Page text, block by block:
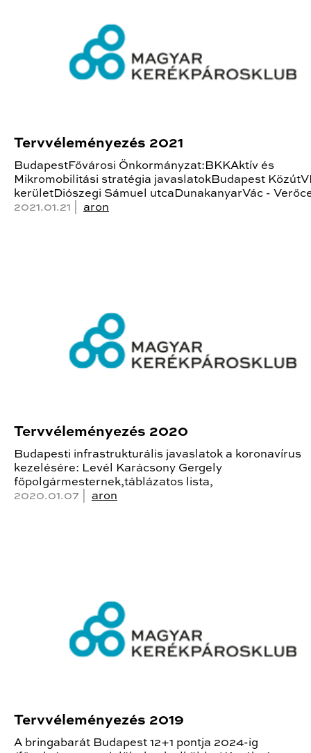
Tervvéleményezés 2021
BudapestFővárosi Önkormányzat:BKKAktív és
Mikromobilitási stratégia javaslatokBudapest
kerületDiószegi Sámuel utcaDunakanyarVác -
2021.01.21 | aron
Tervvéleményezés 2020
Budapesti infrastrukturális javaslatok a koronavírus
kezelésére: Levél Karácsony Gergely
főpolgármesternek,táblázatos lista,
2020.01.07 | aron
Tervvéleményezés 2019
A bringabarát Budapest 12+1 pontja 2024-ig